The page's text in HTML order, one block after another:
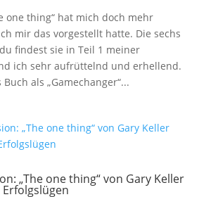
one thing“ hat mich doch mehr
mir das vorgestellt hatte. Die sechs
findest sie in Teil 1 meiner
ich sehr aufrüttelnd und erhellend.
als „Gamechanger“...
„The one thing“ von Gary Keller
Erfolgslügen